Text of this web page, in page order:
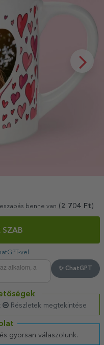
benne van ( 2 704 Ft )
SZAB
vel
✨ ChatGPT
Részletek megtekintése
gyorsan válaszolunk.